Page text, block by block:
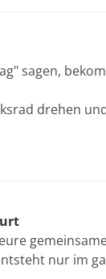
sagen,
drehen
nur im